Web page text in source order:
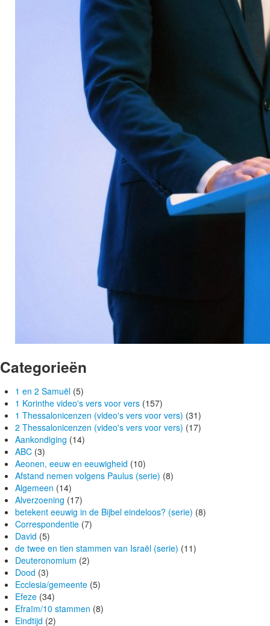
Categorieën
1 en 2 Samuël (5)
1 Korinthe video's vers voor vers (157)
1 Thessalonicenzen (video's vers voor vers) (31)
2 Thessalonicenzen (video's vers voor vers) (17)
Aankondiging (14)
ABC (3)
Aeonen, eeuw en eeuwigheid (10)
Afstand nemen volgens Paulus (serie) (8)
Algemeen (14)
Alverzoening (17)
betekent eeuwig in de Bijbel eindeloos? (serie) (8)
Correspondentie (7)
David (5)
de twee en tien stammen van Israël (serie) (11)
Deuteronomium (2)
Dood (3)
Ecclesia/gemeente (5)
Efeze (34)
Efraïm/10 stammen (8)
Eindtijd (2)